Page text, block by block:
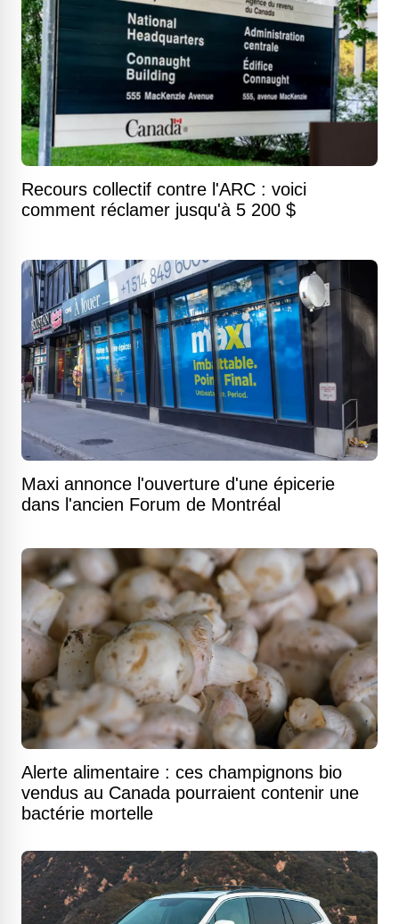
Recours collectif contre l'ARC : voici
comment réclamer jusqu'à 5 200 $
Maxi annonce l'ouverture d'une épicerie
dans l'ancien Forum de Montréal
Alerte alimentaire : ces champignons bio
vendus au Canada pourraient contenir une
bactérie mortelle